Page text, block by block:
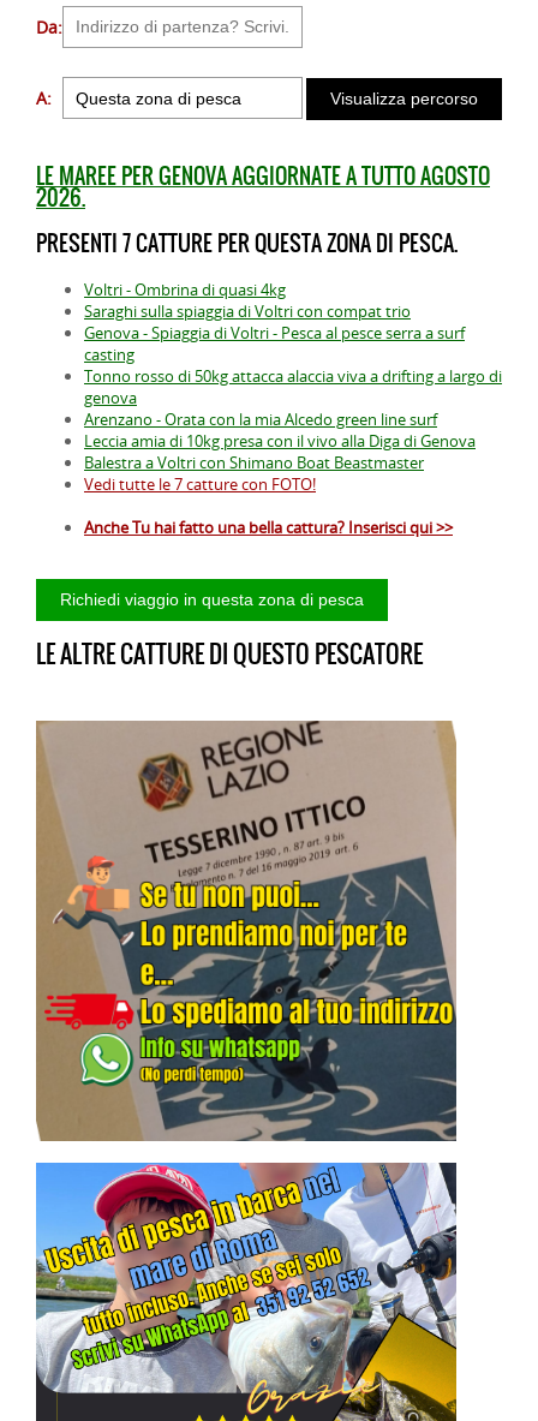
Da:
A:
LE MAREE PER GENOVA AGGIORNATE A TUTTO AGOSTO
2026.
PRESENTI 7 CATTURE PER QUESTA ZONA DI PESCA.
Voltri - Ombrina di quasi 4kg
Saraghi sulla spiaggia di Voltri con compat trio
Genova - Spiaggia di Voltri - Pesca al pesce serra a surf
casting
Tonno rosso di 50kg attacca alaccia viva a drifting a largo di
genova
Arenzano - Orata con la mia Alcedo green line surf
Leccia amia di 10kg presa con il vivo alla Diga di Genova
Balestra a Voltri con Shimano Boat Beastmaster
Vedi tutte le 7 catture con FOTO!
Anche Tu hai fatto una bella cattura? Inserisci qui >>
LE ALTRE CATTURE DI QUESTO PESCATORE